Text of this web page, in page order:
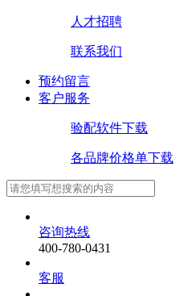
人才招聘
联系我们
预约留言
客户服务
验配软件下载
各品牌价格单下载
咨询热线
400-780-0431
客服